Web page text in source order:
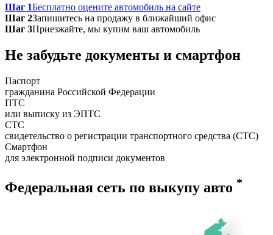
Шаг 1Бесплатно оцените автомобиль на сайте
Шаг 2Запишитесь на продажу в ближайший офис
Шаг 3Приезжайте, мы купим ваш автомобиль
Не забудьте документы и смартфон
Паспорт
гражданина Российской Федерации
ПТС
или выписку из ЭПТС
СТС
свидетельство о регистрации транспортного средства (СТС)
Смартфон
для электронной подписи документов
Федеральная сеть по выкупу авто *